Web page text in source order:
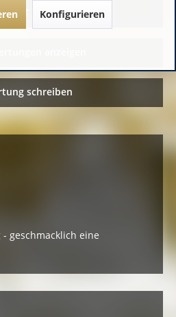
schreiben
geschmacklich eine
Konfigurieren